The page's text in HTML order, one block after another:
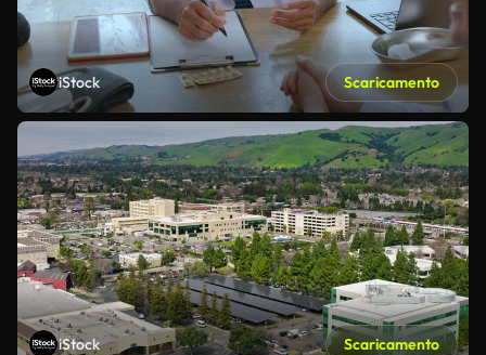
iStock Scaricamento
iStock Scaricamento